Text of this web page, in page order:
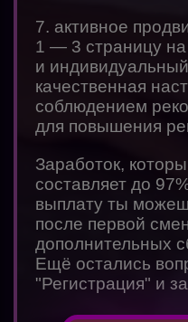
7. активное
1 — 3 страницу
и
качественная
соблюдением
для повышения
Заработок,
составляет до
выплату ты
после первой
дополнительных
Ещё остались
"Регистрация" и